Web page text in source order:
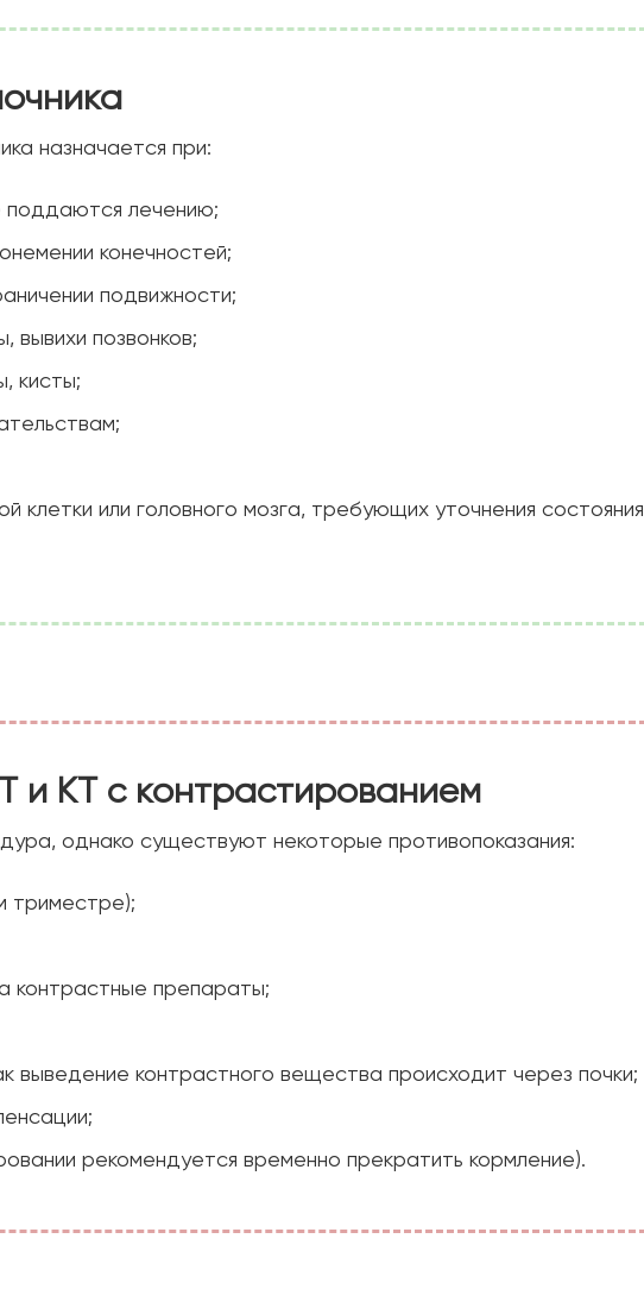
назначается при:
поддаются лечению;
конечностей;
подвижности;
позвонков;
кисты;
клетки или головного мозга, требующих уточнения состояния
и КТ с контрастированием
однако существуют некоторые противопоказания:
триместре);
контрастные препараты;
выведение контрастного вещества происходит через почки;
рекомендуется временно прекратить кормление).